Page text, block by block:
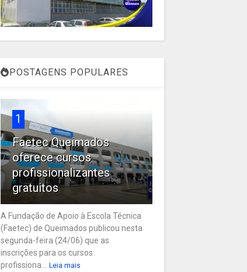
POSTAGENS POPULARES
1
Faetec Queimados
oferece cursos
profissionalizantes
gratuitos
A Fundação de Apoio à Escola Técnica
(Faetec) de Queimados publicou nesta
segunda-feira (24/06) que as
inscrições para os cursos
profissiona...
Leia mais